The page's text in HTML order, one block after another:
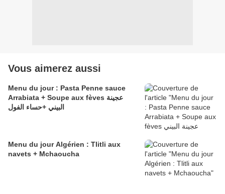
Vous aimerez aussi
Menu du jour : Pasta Penne sauce
Arrabiata + Soupe aux fèves عجينة
البيني +حساء الفول
Menu du jour Algérien : Tlitli aux
navets + Mchaoucha